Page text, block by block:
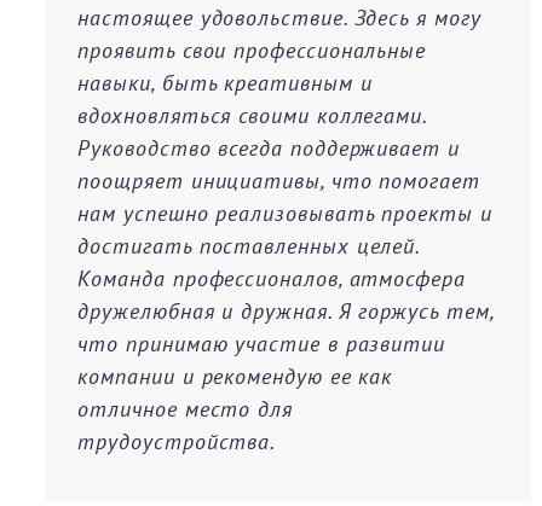
настоящее удовольствие. Здесь я могу
проявить свои профессиональные
навыки, быть креативным и
вдохновляться своими коллегами.
Руководство всегда поддерживает и
поощряет инициативы, что помогает
нам успешно реализовывать проекты и
достигать поставленных целей.
Команда профессионалов, атмосфера
дружелюбная и дружная. Я горжусь тем,
что принимаю участие в развитии
компании и рекомендую ее как
отличное место для
трудоустройства.